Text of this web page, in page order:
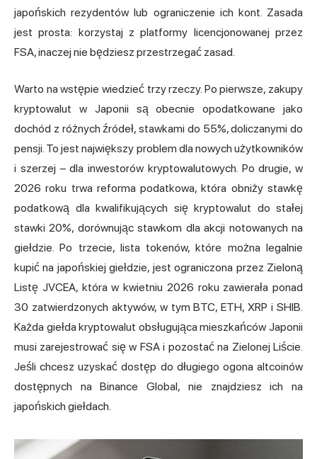
japońskich rezydentów lub ograniczenie ich kont. Zasada
jest prosta: korzystaj z platformy licencjonowanej przez
FSA, inaczej nie będziesz przestrzegać zasad.
Warto na wstępie wiedzieć trzy rzeczy. Po pierwsze, zakupy
kryptowalut w Japoniisą obecnie opodatkowane jako
dochód z różnych źródeł, stawkami do 55%, doliczanymi do
pensji. To jest największy problem dla nowych użytkowników
i szerzej – dla inwestorów kryptowalutowych. Po drugie, w
2026 roku trwa reforma podatkowa, która obniży stawkę
podatkową dla kwalifikujących się kryptowalut do stałej
stawki 20%, dorównując stawkom dla akcji notowanych na
giełdzie. Po trzecie, lista tokenów, które można legalnie
kupić na japońskiej giełdzie, jest ograniczona przez Zieloną
Listę JVCEA, która w kwietniu 2026 roku zawierała ponad
30 zatwierdzonych aktywów, w tym BTC, ETH, XRP i SHIB.
Każda giełda kryptowalut obsługująca mieszkańców Japonii
musi zarejestrować się w FSA i pozostać na Zielonej Liście.
Jeśli chcesz uzyskać dostęp do długiego ogona altcoinów
dostępnych na Binance Global, nie znajdziesz ich na
japońskich giełdach.